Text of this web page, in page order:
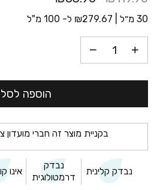
30 מ״ל | ₪279.67 ל- 100 מ"ל
הוספה לסל
בקניית מוצר זה חברי מועדון
נבדק קלינית
נבדק
דרמטולוגית
אינו